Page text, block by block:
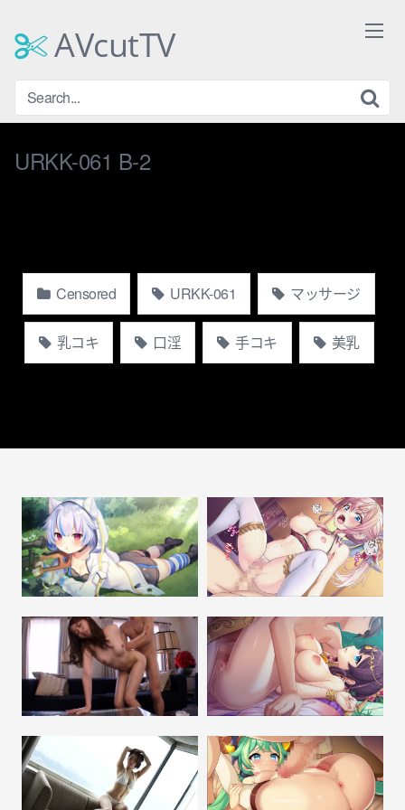
contentAVcutTV
URKK-061 B-2
Censored URKK-061 マッサージ
乳コキ 口淫 手コキ 美乳